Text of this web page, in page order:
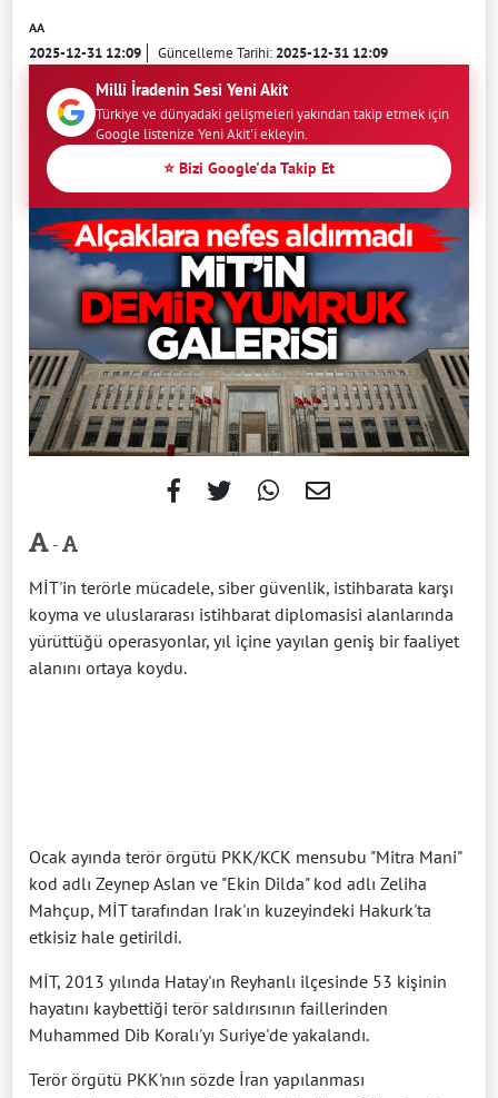
AA
2025-12-31 12:09 Güncelleme Tarihi:2025-12-31 12:09
Milli İradenin Sesi Yeni Akit
Türkiye ve dünyadaki gelişmeleri yakından takip etmek için
Google listenize Yeni Akit'i ekleyin.
⭐ Bizi Google'da Takip Et
-
MİT'in terörle mücadele, siber güvenlik, istihbarata karşı
koyma ve uluslararası istihbarat diplomasisi alanlarında
yürüttüğü operasyonlar, yıl içine yayılan geniş bir faaliyet
alanını ortaya koydu.
Ocak ayında terör örgütü PKK/KCK mensubu "Mitra Mani"
kod adlı Zeynep Aslan ve "Ekin Dilda" kod adlı Zeliha
Mahçup, MİT tarafından Irak'ın kuzeyindeki Hakurk'ta
etkisiz hale getirildi.
MİT, 2013 yılında Hatay'ın Reyhanlı ilçesinde 53 kişinin
hayatını kaybettiği terör saldırısının faillerinden
Muhammed Dib Koralı'yı Suriye'de yakalandı.
Terör örgütü PKK'nın sözde İran yapılanması